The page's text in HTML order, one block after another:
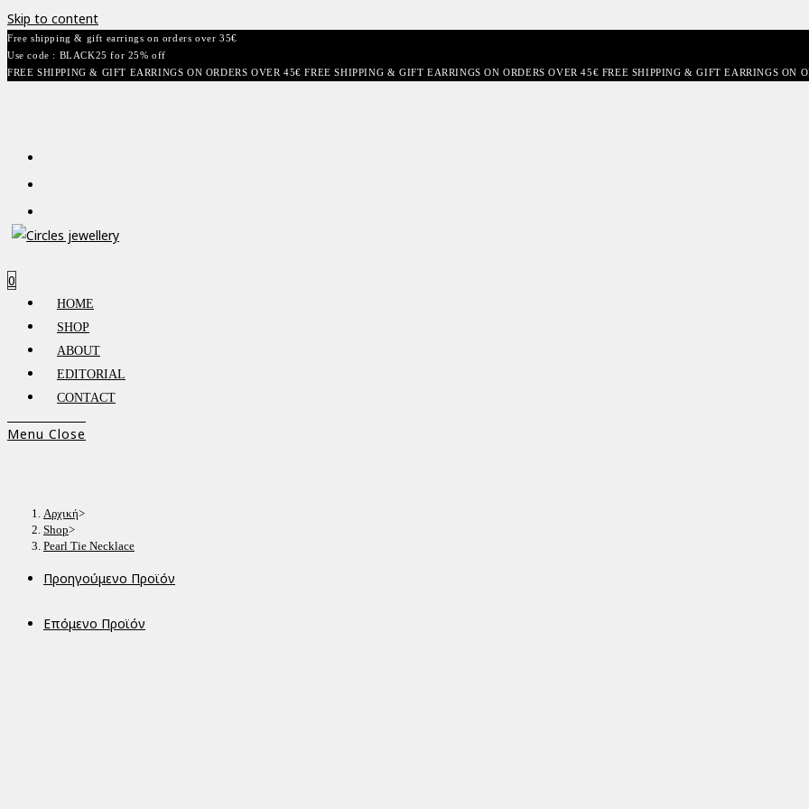
Skip to content
Free shipping & gift earrings on orders over 35€
Use code : BLACK25 for 25% off
FREE SHIPPING & GIFT EARRINGS ON ORDERS OVER 45€ FREE SHIPPING & GIFT EARRINGS ON ORDERS OVER 45€ FREE SHIPPING & GIFT EARRINGS ON
0
HOME
SHOP
ABOUT
EDITORIAL
CONTACT
Menu Close
Αρχική>
Shop>
Pearl Tie Necklace
Προηγούμενο Προϊόν
Επόμενο Προϊόν